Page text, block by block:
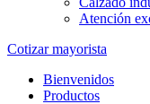
Atención
Cotizar mayorista
Bienvenidos
Productos